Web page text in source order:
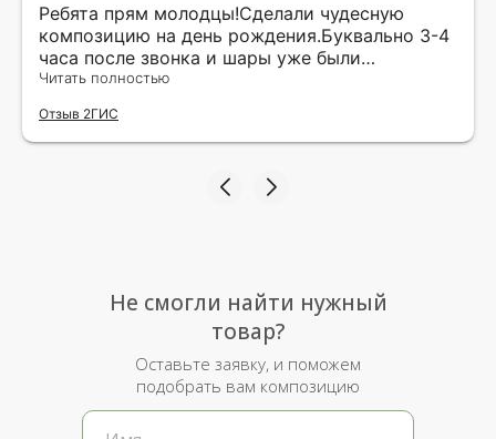
Ребята прям молодцы!Сделали чудесную
композицию на день рождения.Буквально 3-4
часа после звонка и шары уже были
доставлены мне по адресу.Качество
рада.
Читать полностью
Отзыв 2ГИС
Не смогли найти нужный
товар?
Оставьте заявку, и поможем
подобрать вам композицию